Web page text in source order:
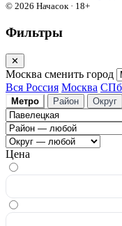
© 2026 Начасок · 18+
Фильтры
✕
Москва сменить город
Вся Россия Москва СПб
Метро Район Округ
Цена